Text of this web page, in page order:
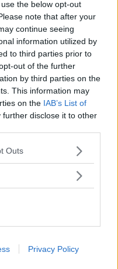
the below opt-out
note that after your
continue seeing
information utilized by
to third parties prior to
out of the further
by third parties on the
This information may
on the IAB’s List of
further disclose it to other
one or more Google
You may click to
in below Google
Outs
Privacy Policy
OM